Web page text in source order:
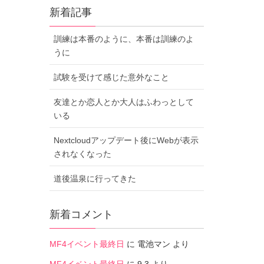
新着記事
訓練は本番のように、本番は訓練のよ
うに
試験を受けて感じた意外なこと
友達とか恋人とか大人はふわっとして
いる
Nextcloudアップデート後にWebが表示
されなくなった
道後温泉に行ってきた
新着コメント
MF4イベント最終日 に 電池マン より